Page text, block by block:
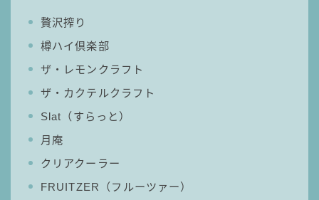
合同酒精
その他メーカー
素滴しぼり
お得情報
Amazon
楽天
贅沢搾り
樽ハイ倶楽部
ザ・レモンクラフト
ザ・カクテルクラフト
Slat（すらっと）
月庵
クリアクーラー
FRUITZER（フルーツァー）